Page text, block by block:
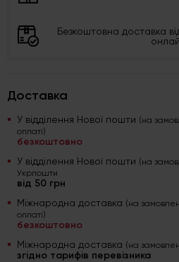
Безкоштовна доставка
Доставка
У відділення Нової пошти (на
оплаті)
безкоштовно
У відділення Нової пошти (на
Укрпошти
від 50 грн
Міжнародна доставка (на
оплаті)
безкоштовно
Міжнародна доставка (на
згідно тарифів перевізника